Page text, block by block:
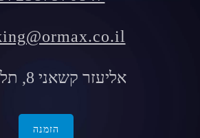
אליעזר קשאני 8, תל אביב
הזמנה